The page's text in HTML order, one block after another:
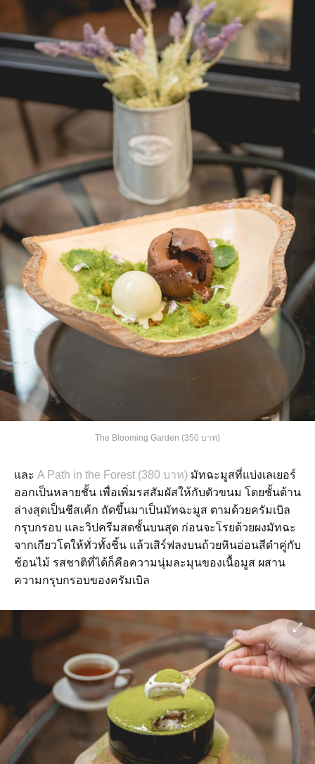
The Blooming Garden (350 บาท)
และ A Path in the Forest (380 บาท) มัทฉะมูสที่แบ่งเลเยอร์
ออกเป็นหลายชั้น เพื่อเพิ่มรสสัมผัสให้กับตัวขนม โดยชั้นด้าน
ล่างสุดเป็นชีสเค้ก ถัดขึ้นมาเป็นมัทฉะมูส ตามด้วยครัมเบิล
กรุบกรอบ และวิปครีมสดชั้นบนสุด ก่อนจะโรยด้วยผงมัทฉะ
จากเกียวโตให้ทั่วทั้งชิ้น แล้วเสิร์ฟลงบนถ้วยหินอ่อนสีดำคู่กับ
ช้อนไม้ รสชาติที่ได้ก็คือความนุ่มละมุนของเนื้อมูส ผสาน
ความกรุบกรอบของครัมเบิล